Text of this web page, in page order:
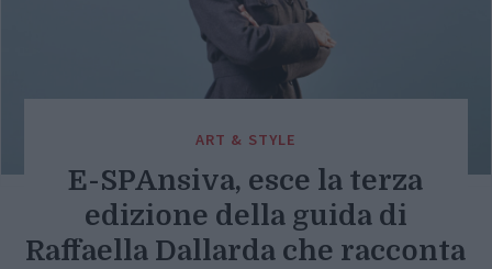
ART & STYLE
E-SPAnsiva, esce la terza
edizione della guida di
Raffaella Dallarda che racconta